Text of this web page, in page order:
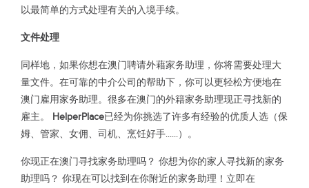
以最简单的方式处理有关的入境手续。
文件处理
同样地，如果你想在澳门聘请外藉家务助理，你将需要处理大
量文件。在可靠的中介公司的帮助下，你可以更轻松方便地在
澳门雇用家务助理。很多在澳门的外籍家务助理现正寻找新的
雇主。 HelperPlace已经为你挑选了许多有经验的优质人选（保
姆、管家、女佣、司机、烹饪好手......）。
你现正在澳门寻找家务助理吗？ 你想为你的家人寻找新的家务
助理吗？ 你现在可以找到在你附近的家务助理！立即在